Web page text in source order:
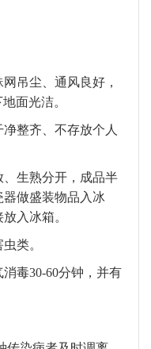
吊尘、通风良好，
面光洁。
整齐、不存放个人
生熟分开，成品半
做盛装物品入冰
入冰箱。
类。
消毒30-60分钟，并有